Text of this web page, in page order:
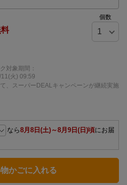
個数
対象期間：
火) 09:59
、スーパーDEALキャンペーンが継続実施
なら8月8日(土)～8月9日(日)頃にお届
かごに入れる